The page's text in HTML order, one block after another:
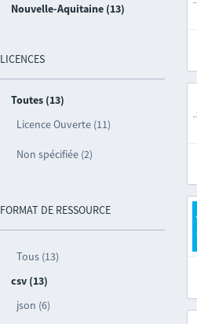
Nouvelle-Aquitaine (13)
LICENCES
Toutes (13)
Licence Ouverte (11)
Non spécifiée (2)
FORMAT DE RESSOURCE
Tous (13)
csv (13)
json (6)